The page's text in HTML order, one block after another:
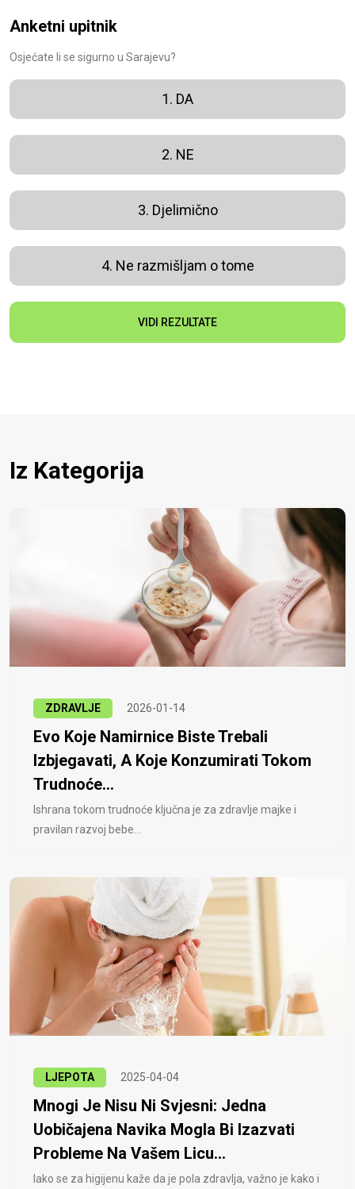
Anketni upitnik
Osjećate li se sigurno u Sarajevu?
1. DA
2. NE
3. Djelimično
4. Ne razmišljam o tome
VIDI REZULTATE
Iz Kategorija
ZDRAVLJE 2026-01-14
Evo Koje Namirnice Biste Trebali
Izbjegavati, A Koje Konzumirati Tokom
Trudnoće...
Ishrana tokom trudnoće ključna je za zdravlje majke i
pravilan razvoj bebe...
LJEPOTA 2025-04-04
Mnogi Je Nisu Ni Svjesni: Jedna
Uobičajena Navika Mogla Bi Izazvati
Probleme Na Vašem Licu...
Iako se za higijenu kaže da je pola zdravlja, važno je kako i